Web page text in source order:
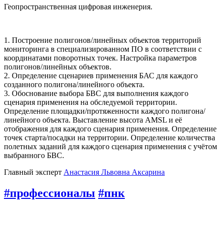
Геопространственная цифровая инженерия.
1. Построение полигонов/линейных объектов территорий
мониторинга в специализированном ПО в соответствии с
координатами поворотных точек. Настройка параметров
полигонов/линейных объектов.
2. Определение сценариев применения БАС для каждого
созданного полигона/линейного объекта.
3. Обоснование выбора БВС для выполнения каждого
сценария применения на обследуемой территории.
Определение площадки/протяженности каждого полигона/
линейного объекта. Выставление высота AMSL и её
отображения для каждого сценария применения. Определение
точек старта/посадки на территории. Определение количества
полетных заданий для каждого сценария применения с учётом
выбранного БВС.
Главный эксперт Анастасия Львовна Аксарина
#профессионалы #пнк